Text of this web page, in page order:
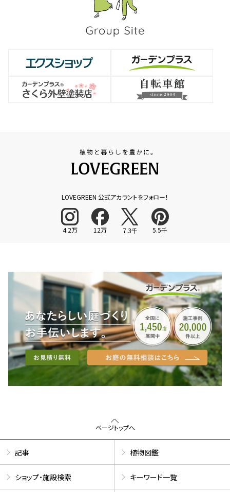
LOVEGREEN 公式アカウントをフォロー！
4.2万 12万 7.3千 5.5千
ページトップへ
記事 植物図鑑
ショップ・施設検索 キーワード一覧